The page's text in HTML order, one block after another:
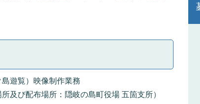
遊覧）映像制作業務
及び配布場所：隠岐の島町役場 五箇支所）